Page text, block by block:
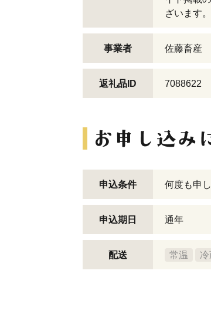
ざいます。
事業者 佐藤畜産
返礼品ID 7088622
申込条件 何度も申
申込期日 通年
配送 常温 冷